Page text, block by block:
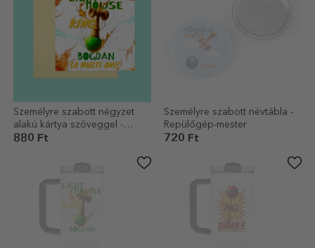
Személyre szabott négyzet
alakú kártya szöveggel -
Lighthouse King
880 Ft
Személyre szabott névtábla -
Repülőgép-mester
720 Ft